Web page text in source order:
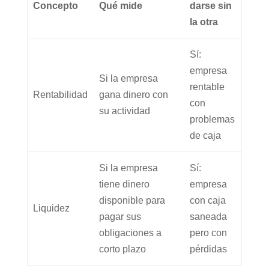
Concepto Qué mide
darse sin
la otra
Rentabilidad
Si la empresa
gana dinero con
su actividad
Sí:
empresa
rentable
con
problemas
de caja
Liquidez
Si la empresa
tiene dinero
disponible para
pagar sus
obligaciones a
corto plazo
Sí:
empresa
con caja
saneada
pero con
pérdidas